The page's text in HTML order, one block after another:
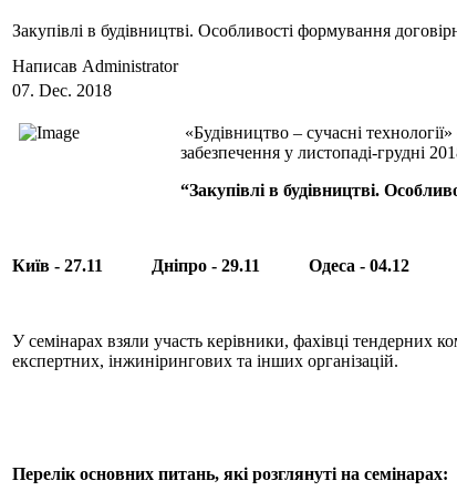
Закупівлі в будівництві. Особливості формування
Написав Administrator
07. Dec. 2018
«Будівництво – сучасні
забезпечення у листопаді-грудні
“Закупівлі в будівництві.
Київ - 27.11 Дніпро - 29.11 Одеса - 04.12
У семінарах взяли участь керівники, фахівці тендерних
експертних, інжинірингових та інших організацій.
Перелік основних питань, які розглянуті на семінарах: